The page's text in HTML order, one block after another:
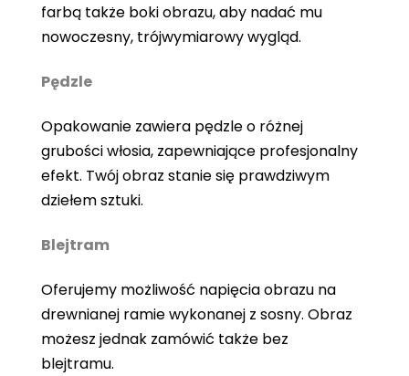
farbą także boki obrazu, aby nadać mu
nowoczesny, trójwymiarowy wygląd.
Pędzle
Opakowanie zawiera pędzle o różnej
grubości włosia, zapewniające profesjonalny
efekt. Twój obraz stanie się prawdziwym
dziełem sztuki.
Blejtram
Oferujemy możliwość napięcia obrazu na
drewnianej ramie wykonanej z sosny. Obraz
możesz jednak zamówić także bez
blejtramu.